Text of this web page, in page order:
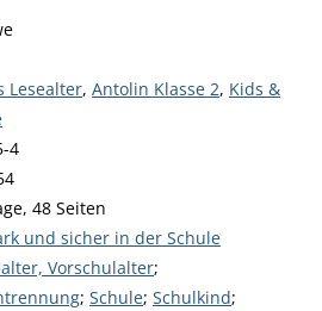
öffnen
dieser Systematik
nach diesem Interessenskreis
Lesealter, Antolin Klasse 2, Kids &
4
48 Seiten
und sicher in der Schule
Vorschulalter;
; Schule; Schulkind;